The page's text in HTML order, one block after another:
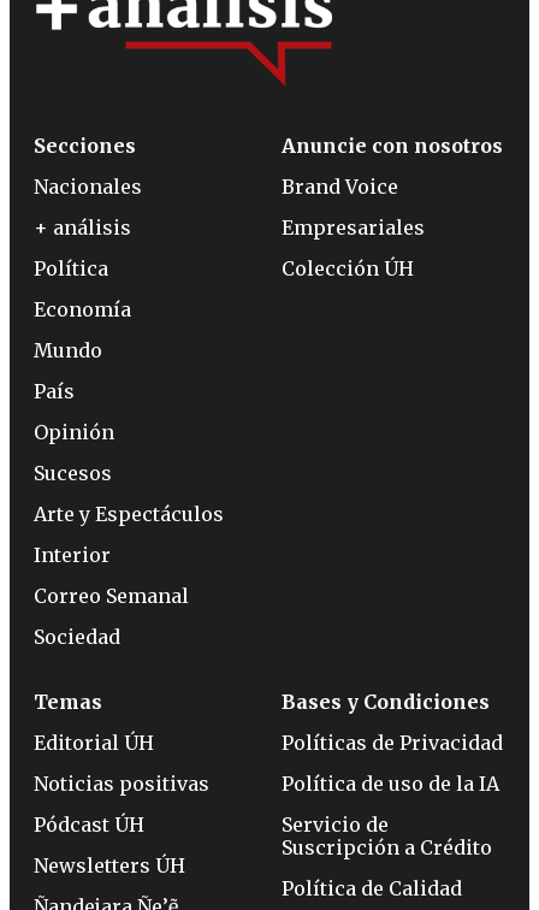
Secciones
Nacionales
+ análisis
Política
Economía
Mundo
País
Opinión
Sucesos
Arte y Espectáculos
Interior
Correo Semanal
Sociedad
Anuncie con nosotros
Brand Voice
Empresariales
Colección ÚH
Temas
Editorial ÚH
Noticias positivas
Pódcast ÚH
Newsletters ÚH
Bases y Condiciones
Políticas de Privacidad
Política de uso de la IA
Servicio de
Suscripción a Crédito
Política de Calidad